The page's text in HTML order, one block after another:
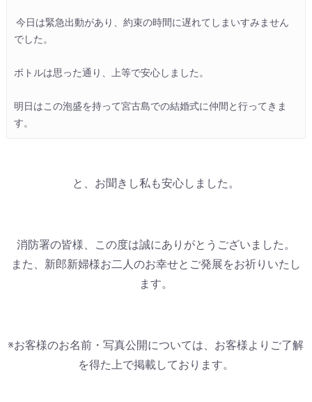
でした。
ボトルは思った通り、上等で安心しました。
明日はこの泡盛を持って宮古島での結婚式に仲間と行ってきま
す。
と、お聞きし私も安心しました。
消防署の皆様、この度は誠にありがとうございました。
また、新郎新婦様お二人のお幸せとご発展をお祈りいたし
ます。
※お客様のお名前・写真公開については、お客様よりご了解
を得た上で掲載しております。